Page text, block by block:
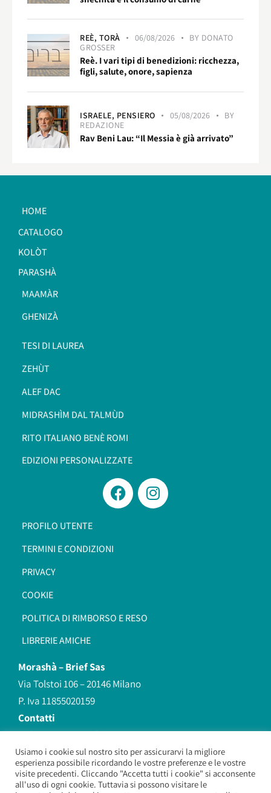
REÈ, TORÀ 06/08/2026 BY DONATO
GROSSER
Reè. I vari tipi di benedizioni: ricchezza,
figli, salute, onore, sapienza
ISRAELE, PENSIERO 05/08/2026
BY
REDAZIONE
Rav Beni Lau: “Il Messia è già arrivato”
HOME
CATALOGO
KOLÒT
PARASHÀ
MAAMÀR
GHENIZÀ
TESI DI LAUREA
ZEHÙT
ALEF DAC
MIDRASHÌM DAL TALMÙD
RITO ITALIANO BENÈ ROMI​
EDIZIONI PERSONALIZZATE
PROFILO UTENTE
TERMINI E CONDIZIONI
PRIVACY
COOKIE
POLITICA DI RIMBORSO E RESO
LIBRERIE AMICHE
Morashà –Brief Sas
Via Tolstoi 106 – 20146 Milano
P. Iva 11855020159
Contatti
redazione@morasha.it
339 8596707
(anche Whatsapp)
Usiamo i cookie sul nostro sito per assicurarvi la migliore
esperienza possibile ricordando le vostre preferenze e le vostre
visite precedenti. Cliccando "Accetta tutti i cookie" si acconsente
all'uso di ogni cookie. Tuttavia si possono visitare le